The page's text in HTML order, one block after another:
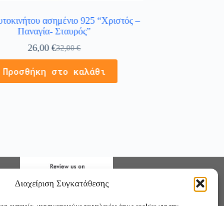
Διαχείριση Συγκατάθεσης
ασημένιο 925 “Χριστός –
Παναγία- Σταυρός”
32,00€
26,00€
Προσθήκη στο καλάθι